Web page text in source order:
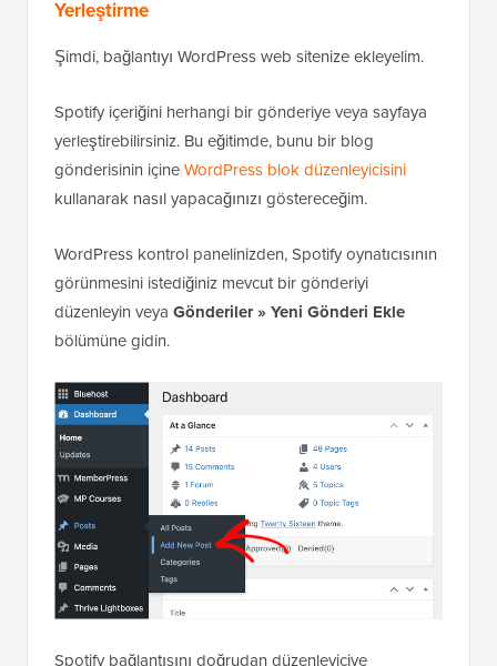
Yerleştirme
Şimdi, bağlantıyı WordPress web sitenize ekleyelim.
Spotify içeriğini herhangi bir gönderiye veya sayfaya
yerleştirebilirsiniz. Bu eğitimde, bunu bir blog
gönderisinin içineWordPress blok düzenleyicisini
kullanarak nasıl yapacağınızı göstereceğim.
WordPress kontrol panelinizden, Spotify oynatıcısının
görünmesini istediğiniz mevcut bir gönderiyi
düzenleyin veya Gönderiler » Yeni Gönderi Ekle
bölümüne gidin.
Spotify bağlantısını doğrudan düzenleyiciye